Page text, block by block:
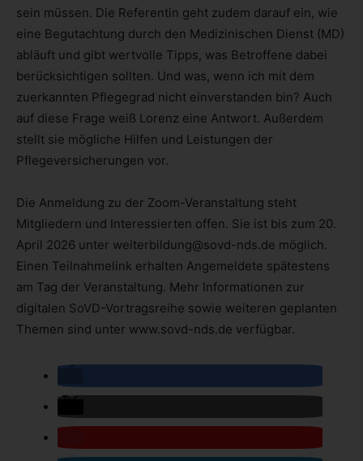
sein müssen. Die Referentin geht zudem darauf ein, wie
eine Begutachtung durch den Medizinischen Dienst (MD)
abläuft und gibt wertvolle Tipps, was Betroffene dabei
berücksichtigen sollten. Und was, wenn ich mit dem
zuerkannten Pflegegrad nicht einverstanden bin? Auch
auf diese Frage weiß Lorenz eine Antwort. Außerdem
stellt sie mögliche Hilfen und Leistungen der
Pflegeversicherungen vor.
Die Anmeldung zu der Zoom-Veranstaltung steht
Mitgliedern und Interessierten offen. Sie ist bis zum 20.
April 2026 unter weiterbildung@sovd-nds.de möglich.
Einen Teilnahmelink erhalten Angemeldete spätestens
am Tag der Veranstaltung. Mehr Informationen zur
digitalen SoVD-Vortragsreihe sowie weiteren geplanten
Themen sind unter www.sovd-nds.de verfügbar.